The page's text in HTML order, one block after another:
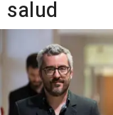
salud